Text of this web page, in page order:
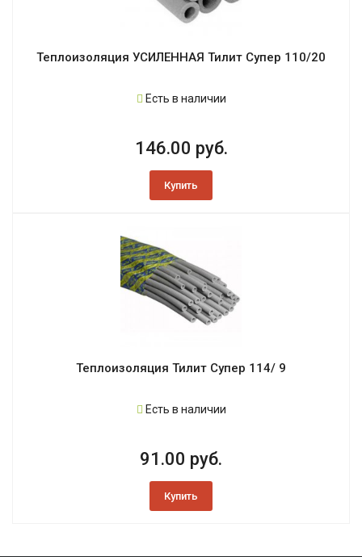
Теплоизоляция УСИЛЕННАЯ Тилит Супер 110/20
Есть в наличии
146.00 руб.
Купить
Теплоизоляция Тилит Супер 114/ 9
Есть в наличии
91.00 руб.
Купить